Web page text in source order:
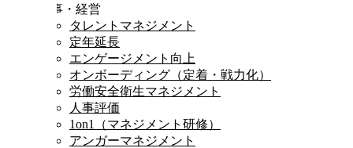
人事・経営
タレントマネジメント
定年延長
エンゲージメント向上
オンボーディング（定着・戦力化）
労働安全衛生マネジメント
人事評価
1on1（マネジメント研修）
アンガーマネジメント